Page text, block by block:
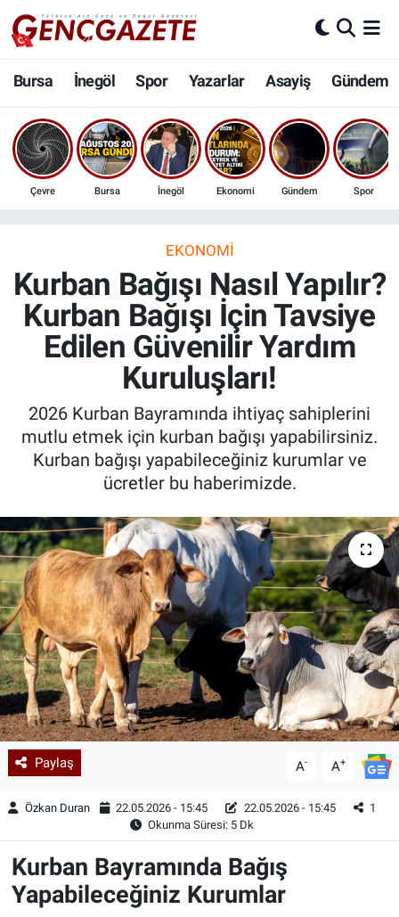
Bursa İnegöl Spor Yazarlar Asayiş Gündem
Çevre Bursa İnegöl Ekonomi Gündem Spor
EKONOMI
Kurban Bağışı Nasıl Yapılır?
Kurban Bağışı İçin Tavsiye
Edilen Güvenilir Yardım
Kuruluşları!
2026 Kurban Bayramında ihtiyaç sahiplerini
mutlu etmek için kurban bağışı yapabilirsiniz.
Kurban bağışı yapabileceğiniz kurumlar ve
ücretler bu haberimizde.
Paylaş A- A+
Özkan Duran 22.05.2026 - 15:45 22.05.2026 - 15:45
1
Okunma Süresi: 5 Dk
Kurban Bayramında Bağış
Yapabileceğiniz Kurumlar
Bursa
İnegöl
3.SAYFA
Ekonomi
Güncel
Kadın & Aile
Kültür & Sanat
Sağlık
Siyaset
Teknoloji
Yazarlar
Astroloji-Rüya
Nöbetçi Eczaneler
Hava Durumu
Trafik Durumu
Son Dakika Haberleri
Haber Arşivi